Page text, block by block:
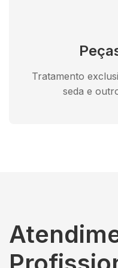
Tratamento
seda e